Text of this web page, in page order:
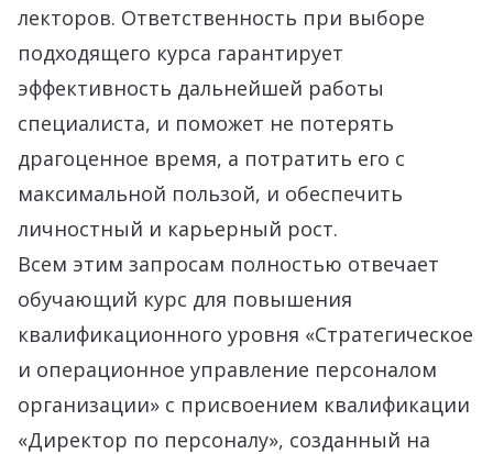
лекторов. Ответственность при выборе
подходящего курса гарантирует
эффективность дальнейшей работы
специалиста, и поможет не потерять
драгоценное время, а потратить его с
максимальной пользой, и обеспечить
личностный и карьерный рост.
Всем этим запросам полностью отвечает
обучающий курс для повышения
квалификационного уровня «Стратегическое
и операционное управление персоналом
организации» с присвоением квалификации
«Директор по персоналу», созданный на